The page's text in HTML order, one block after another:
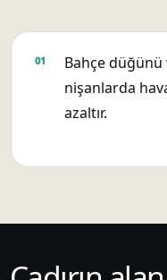
Bahçe düğünü
nişanlarda
azaltır.